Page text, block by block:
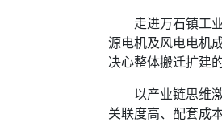
走进万石镇工业
源电机及风电电机
决心整体搬迁扩建
以产业链思维激
关联度高、配套成